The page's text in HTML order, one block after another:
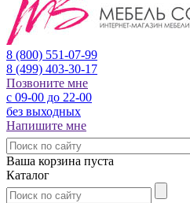
8 (800) 551-07-99
8 (499) 403-30-17
Позвоните мне
с 09-00 до 22-00
без выходных
Напишите мне
Ваша корзина пуста
Каталог